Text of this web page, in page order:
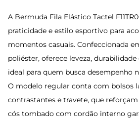
A Bermuda Fila Elástico Tactel
praticidade e estilo esportivo para
momentos casuais. Confeccionada
poliéster, oferece leveza,
ideal para quem busca desempenho
O modelo regular conta com bolsos
contrastantes e travete, que
cós tombado com cordão interno